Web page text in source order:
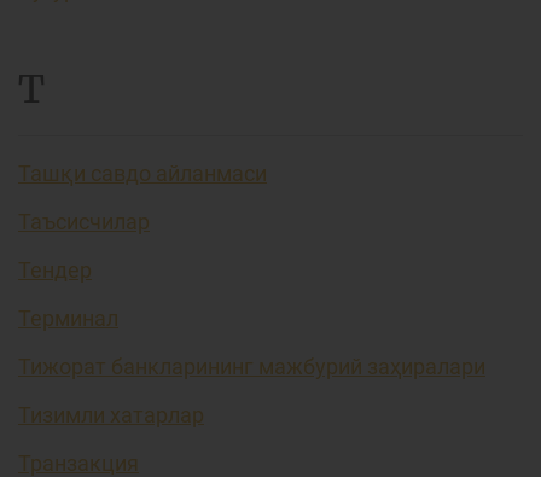
Т
Ташқи савдо айланмаси
Таъсисчилар
Тендер
Терминал
Тижорат банкларининг мажбурий заҳиралари
Тизимли хатарлар
Транзакция